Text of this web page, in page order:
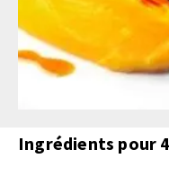
Ingrédients pour